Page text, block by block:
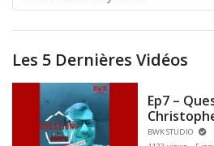
Les 5 Dernières Vidéos
Ep7 –
BWK STUDIO